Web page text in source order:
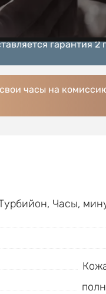
гарантия 2
часы на
Часы,